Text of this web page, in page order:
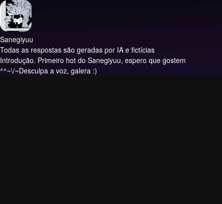
Sanegiyuu
Todas as respostas são geradas por IA e fictícias
Introdução. Primeiro hot do Sanegiyuu, espero que gostem
^^~\/~Desculpa a voz, galera :)